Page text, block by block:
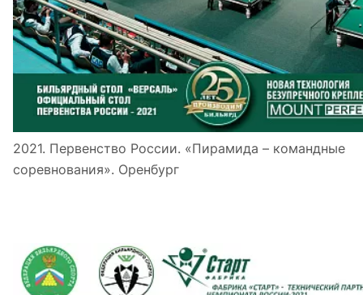
2021. Первенство России. «Пирамида – командные
соревнования». Оренбург